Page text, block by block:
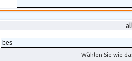
Wählen Sie wie